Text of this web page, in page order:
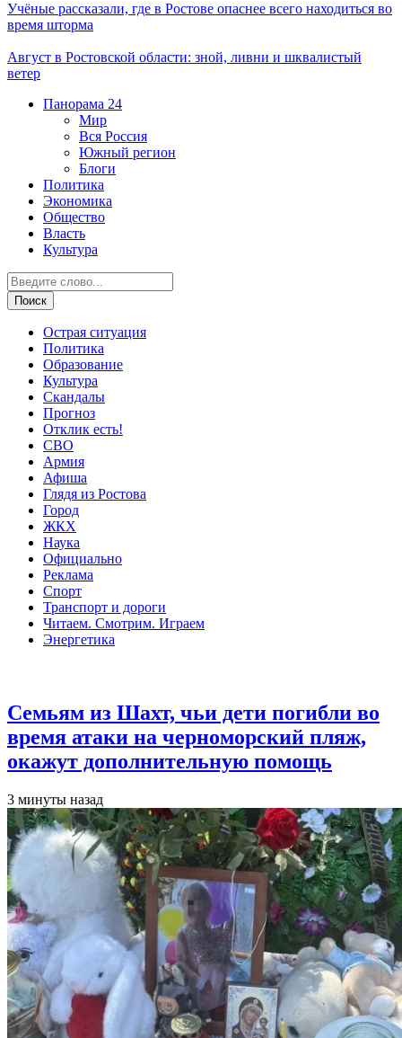
Учёные рассказали, где в Ростове опаснее всего находиться во
время шторма
Август в Ростовской области: зной, ливни и шквалистый
ветер
Панорама 24
Мир
Вся Россия
Южный регион
Блоги
Политика
Экономика
Общество
Власть
Культура
Острая ситуация
Политика
Образование
Культура
Скандалы
Прогноз
Отклик есть!
СВО
Армия
Афиша
Глядя из Ростова
Город
ЖКХ
Наука
Официально
Реклама
Спорт
Транспорт и дороги
Читаем. Смотрим. Играем
Энергетика
Семьям из Шахт, чьи дети погибли во
время атаки на черноморский пляж,
окажут дополнительную помощь
3 минуты назад